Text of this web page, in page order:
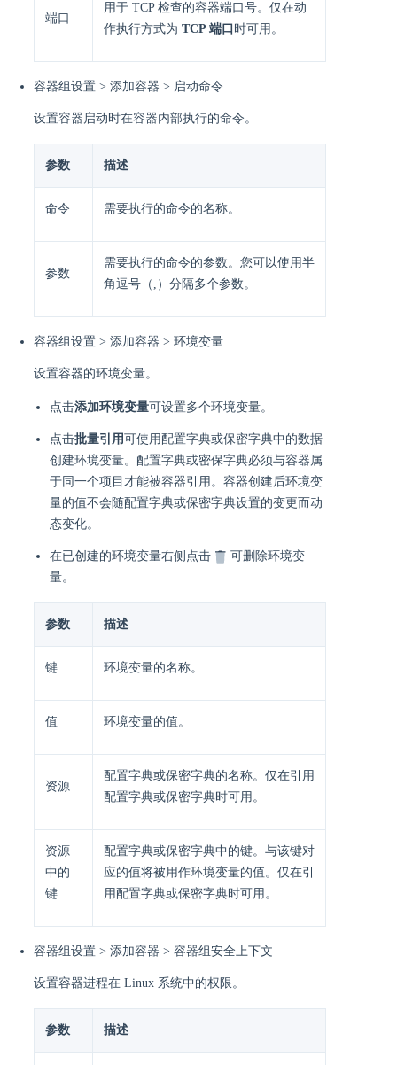
端口
用于 TCP 检查的容器端口号。仅在动
作执行方式为 TCP 端口 时可用。
容器组设置 > 添加容器 > 启动命令
设置容器启动时在容器内部执行的命令。
参数 描述
命令 需要执行的命令的名称。
参数
需要执行的命令的参数。您可以使用半
角逗号（,）分隔多个参数。
容器组设置 > 添加容器 > 环境变量
设置容器的环境变量。
点击添加环境变量可设置多个环境变量。
点击批量引用可使用配置字典或保密字典中的数据
创建环境变量。配置字典或密保字典必须与容器属
于同一个项目才能被容器引用。容器创建后环境变
量的值不会随配置字典或保密字典设置的变更而动
态变化。
在已创建的环境变量右侧点击
可删除环境变
量。
参数 描述
键 环境变量的名称。
值 环境变量的值。
资源
配置字典或保密字典的名称。仅在引用
配置字典或保密字典时可用。
资源
中的
键
配置字典或保密字典中的键。与该键对
应的值将被用作环境变量的值。仅在引
用配置字典或保密字典时可用。
容器组设置 > 添加容器 > 容器组安全上下文
设置容器进程在 Linux 系统中的权限。
参数 描述